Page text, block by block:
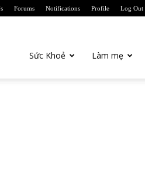
Forums Notifications Profile Log Out
Sức Khoẻ Làm mẹ